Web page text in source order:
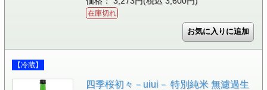
在庫切れ
【冷蔵】
四季桜初々－uiui－ 特別純米 無濾過生